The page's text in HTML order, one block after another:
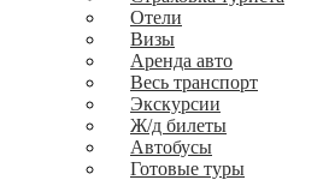
Отели
Визы
Аренда авто
Весь транспорт
Экскурсии
Ж/д билеты
Автобусы
Готовые туры